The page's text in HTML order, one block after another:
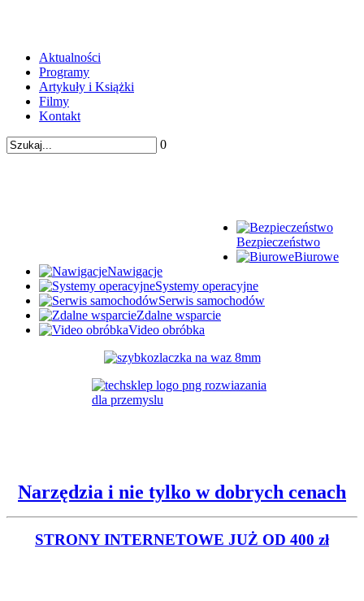
Aktualności
Programy
Artykuły i Książki
Filmy
Kontakt
0
Bezpieczeństwo
Biurowe
Nawigacje
Systemy operacyjne
Serwis samochodów
Zdalne wsparcie
Video obróbka
Narzędzia i nie tylko w dobrych cenach
STRONY INTERNETOWE JUŻ OD 400 zł